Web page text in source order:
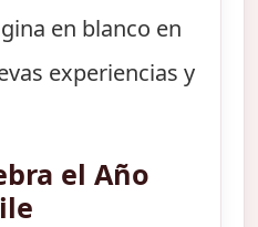
en blanco en
experiencias y
el Año